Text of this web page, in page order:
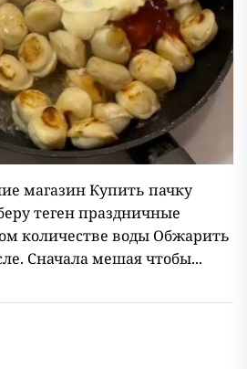
магазин Купить пачку
теген праздничные
количестве воды Обжарить
Сначала мешая чтобы...